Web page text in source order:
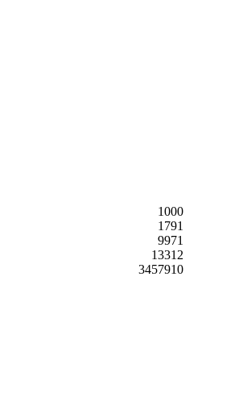
1000
1791
9971
13312
3457910